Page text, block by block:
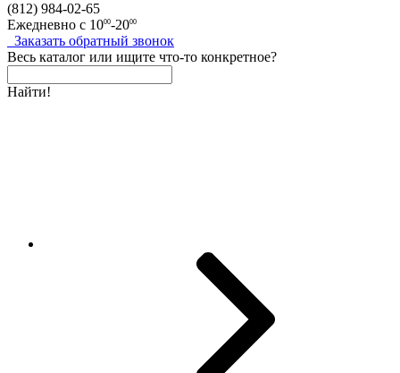
(812) 984-02-65
Ежедневно с 1000-2000
Заказать обратный звонок
Весь каталог или ищите что-то конкретное?
Найти!